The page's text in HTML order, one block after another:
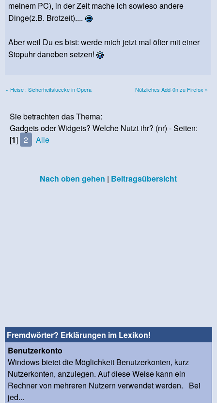
meinem PC), in der Zeit mache ich sowieso andere
Dinge(z.B. Brotzeit)....
Aber weil Du es bist: werde mich jetzt mal öfter mit einer
Stopuhr daneben setzen!
« Heise : Sicherheitsluecke in Opera Nützliches Add-0n zu Firefox »
Sie betrachten das Thema:
Gadgets oder Widgets? Welche Nutzt ihr? (nr) - Seiten:
[1] 2 Alle
Nach oben gehen | Beitragsübersicht
Fremdwörter? Erklärungen im Lexikon!
Benutzerkonto
Windows bietet die Möglichkeit Benutzerkonten, kurz
Nutzerkonten, anzulegen. Auf diese Weise kann ein
Rechner von mehreren Nutzern verwendet werden. Bei
jed...